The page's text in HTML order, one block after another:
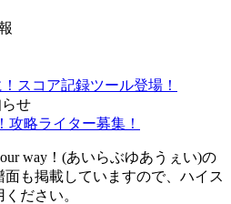
スコア記録ツール登場！
らせ
攻略ライター募集！
way！(あいらぶゆあうぇい)の
も掲載していますので、ハイス
ださい。